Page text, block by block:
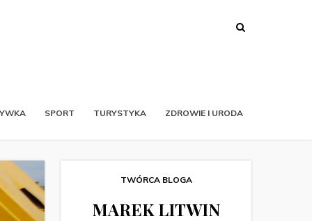
SPORT TURYSTYKA ZDROWIE I URODA
TWÓRCA BLOGA
MAREK LITWIN